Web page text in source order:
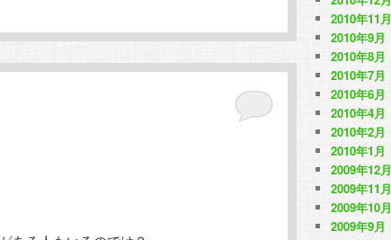
2010年11月
2010年9月
2010年8月
2010年7月
2010年6月
2010年4月
2010年2月
2010年1月
2009年12月
2009年11月
2009年10月
2009年9月